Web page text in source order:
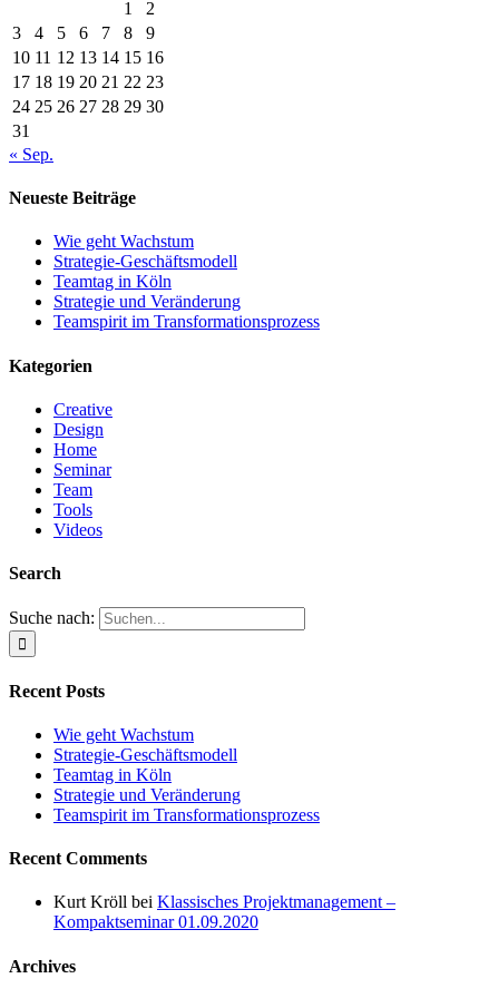
1
2
3
4 5 6 7 8
9
10 11 12 13 14 15 16
17 18 19 20 21 22 23
24 25 26 27 28 29 30
31
« Sep.
Neueste Beiträge
Wie geht Wachstum
Strategie-Geschäftsmodell
Teamtag in Köln
Strategie und Veränderung
Teamspirit im Transformationsprozess
Kategorien
Creative
Design
Home
Seminar
Team
Tools
Videos
Search
Suche nach:
Recent Posts
Wie geht Wachstum
Strategie-Geschäftsmodell
Teamtag in Köln
Strategie und Veränderung
Teamspirit im Transformationsprozess
Recent Comments
Kurt Kröll bei Klassisches Projektmanagement –
Kompaktseminar 01.09.2020
Archives